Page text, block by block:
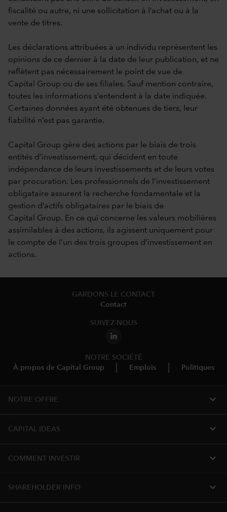
fiscalité ou autre, ni une sollicitation à l’achat ou à la
vente de titres.
Les déclarations attribuées à un individu représentent les
opinions de ce dernier à la date de leur publication, et ne
reflètent pas nécessairement le point de vue de
Capital Group ou de ses filiales. Sauf mention contraire,
toutes les informations s’entendent à la date indiquée.
Certaines données ayant été obtenues de tiers, leur
fiabilité n’est pas garantie.
Capital Group gère des actions par le biais de trois
entités d’investissement, qui décident en toute
indépendance de leurs investissements et de leurs votes
par procuration. Les professionnels de l’investissement
obligataire assurent la recherche fondamentale et la
gestion d’actifs obligataires par le biais de
Capital Group. En ce qui concerne les valeurs mobilières
assimilables à des actions, ils agissent uniquement pour
le compte de l’un des trois groupes d’investissement en
actions.
GARDONS LE CONTACT
Contact
SUIVEZ-NOUS
NOTRE SOCIÉTÉ
À propos de Capital Group
Emplois Politiques
NOTRE OFFRE expand_more
CAPITAL IDEAS expand_more
COMMENT INVESTIR expand_more
SHAREHOLDER INFO expand_more